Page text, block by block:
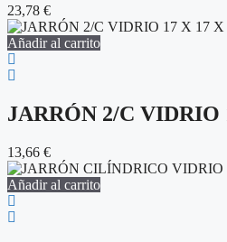
23,78 €
Añadir al carrito
JARRÓN 2/C VIDRIO
13,66 €
Añadir al carrito